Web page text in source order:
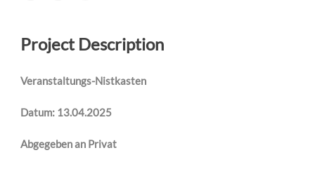
Project Description
Veranstaltungs-Nistkasten
Datum: 13.04.2025
Abgegeben an Privat